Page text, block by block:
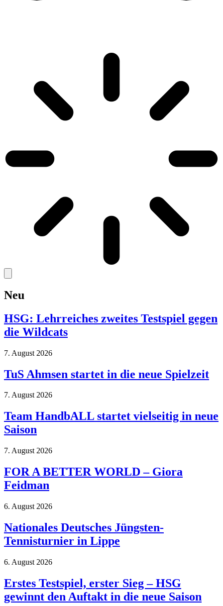
Neu
HSG: Lehrreiches zweites Testspiel gegen
die Wildcats
7. August 2026
TuS Ahmsen startet in die neue Spielzeit
7. August 2026
Team HandbALL startet vielseitig in neue
Saison
7. August 2026
FOR A BETTER WORLD – Giora
Feidman
6. August 2026
Nationales Deutsches Jüngsten-
Tennisturnier in Lippe
6. August 2026
Erstes Testspiel, erster Sieg – HSG
gewinnt den Auftakt in die neue Saison